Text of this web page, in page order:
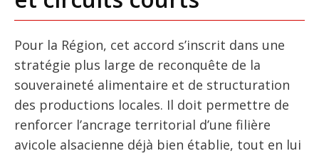
Pour la Région, cet accord s’inscrit dans une
stratégie plus large de reconquête de la
souveraineté alimentaire et de structuration
des productions locales. Il doit permettre de
renforcer l’ancrage territorial d’une filière
avicole alsacienne déjà bien établie, tout en lui